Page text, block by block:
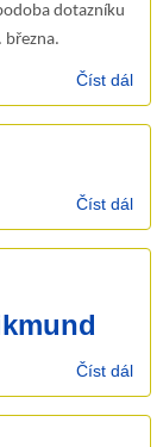
dotazníku
března.
Číst dál
Číst dál
Číst dál